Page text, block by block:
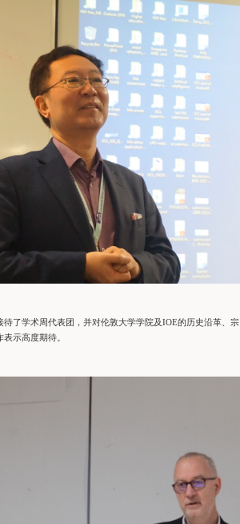
了学术周代表团，并对伦敦大学学院及IOE的历史沿革
示高度期待。